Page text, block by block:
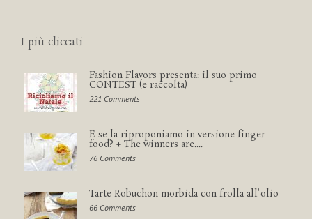
I più cliccati
Fashion Flavors presenta: il suo primo
CONTEST (e raccolta)
221 Comments
E se la riproponiamo in versione finger
food? + The winners are....
76 Comments
Tarte Robuchon morbida con frolla all'olio
66 Comments